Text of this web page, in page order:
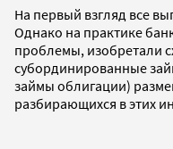
На первый взгляд все
Однако на практике
проблемы, изобретали
субординированные
займы облигации)
разбирающихся в этих